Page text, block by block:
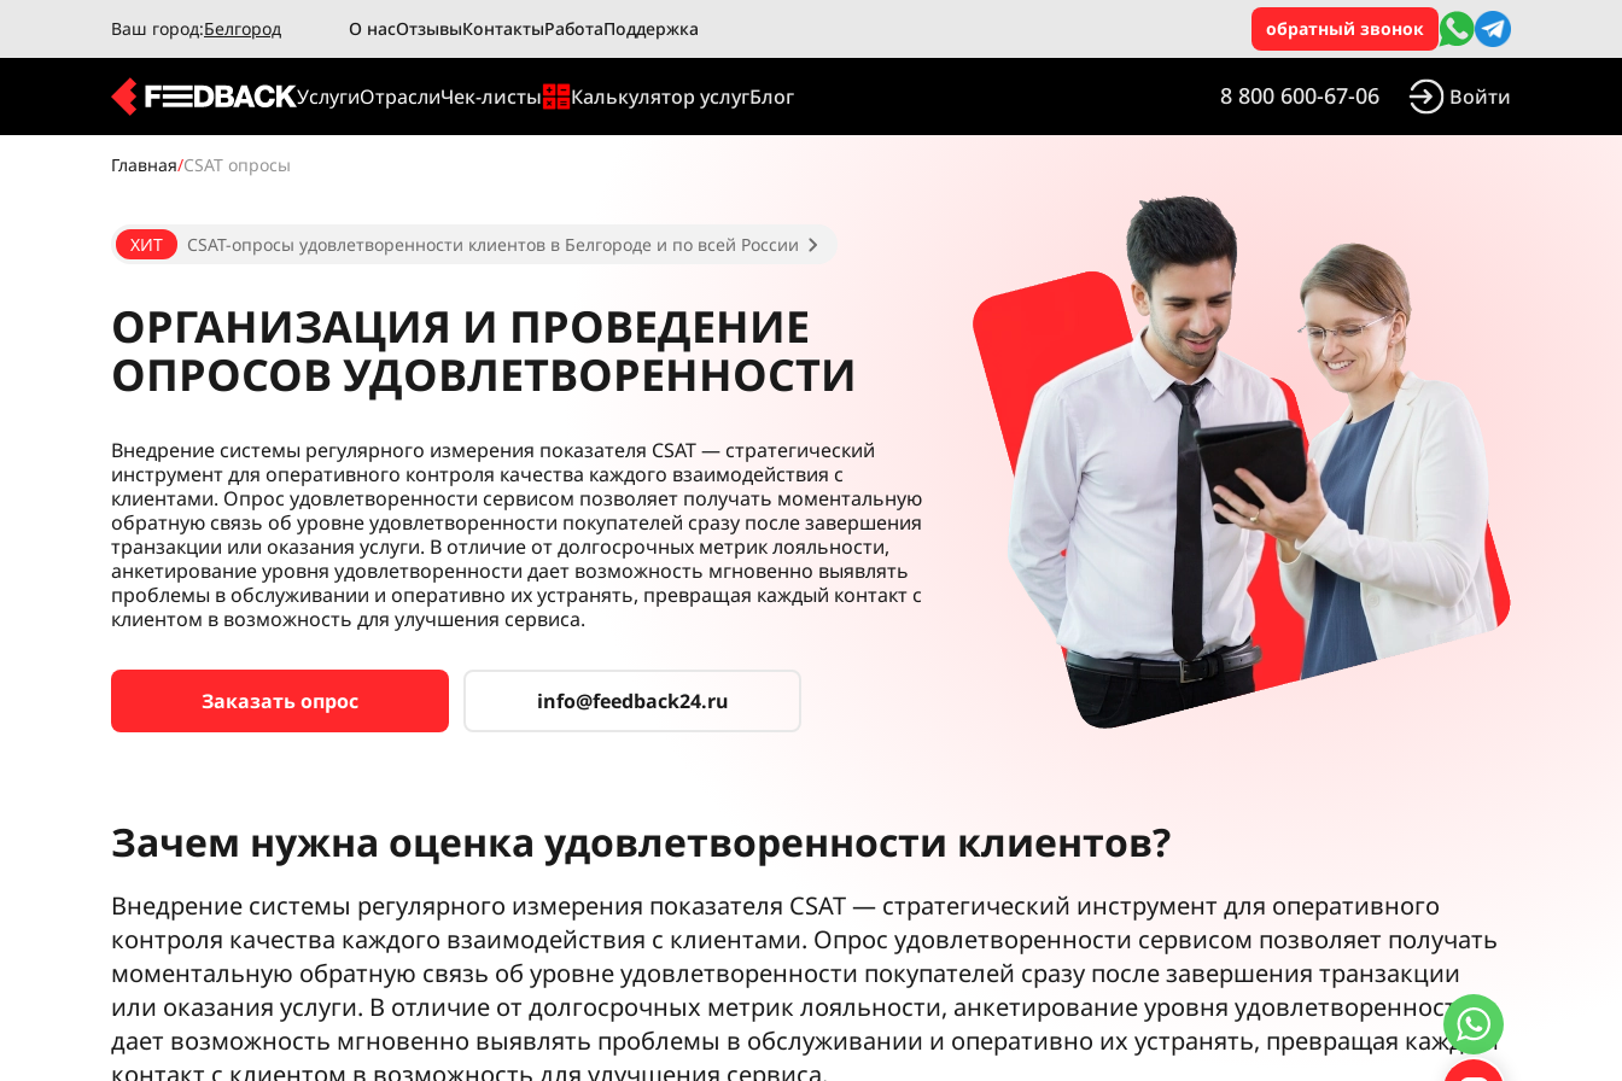
Ваш город:Белгород О насОтзывыКонтактыРаботаПоддержка обратный звонок
УслугиОтраслиЧек-листы Калькулятор услугБлог 8 800 600-67-06 Войти
Главная/CSAT опросы
ХИТ CSAT-опросы удовлетворенности клиентов в Белгороде и по всей России
ОРГАНИЗАЦИЯ И ПРОВЕДЕНИЕ
ОПРОСОВ УДОВЛЕТВОРЕННОСТИ
Внедрение системы регулярного измерения показателя CSAT — стратегический
инструмент для оперативного контроля качества каждого взаимодействия с
клиентами. Опрос удовлетворенности сервисом позволяет получать моментальную
обратную связь об уровне удовлетворенности покупателей сразу после завершения
транзакции или оказания услуги. В отличие от долгосрочных метрик лояльности,
анкетирование уровня удовлетворенности дает возможность мгновенно выявлять
проблемы в обслуживании и оперативно их устранять, превращая каждый контакт с
клиентом в возможность для улучшения сервиса.
Заказать опрос info@feedback24.ru
Зачем нужна оценка удовлетворенности клиентов?
Внедрение системы регулярного измерения показателя CSAT — стратегический инструмент для оперативного
контроля качества каждого взаимодействия с клиентами. Опрос удовлетворенности сервисом позволяет получать
моментальную обратную связь об уровне удовлетворенности покупателей сразу после завершения транзакции
или оказания услуги. В отличие от долгосрочных метрик лояльности, анкетирование уровня удовлетворенности
дает возможность мгновенно выявлять проблемы в обслуживании и оперативно их устранять, превращая каждый
контакт с клиентом в возможность для улучшения сервиса.